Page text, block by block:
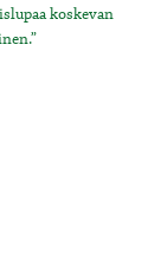
koskevan